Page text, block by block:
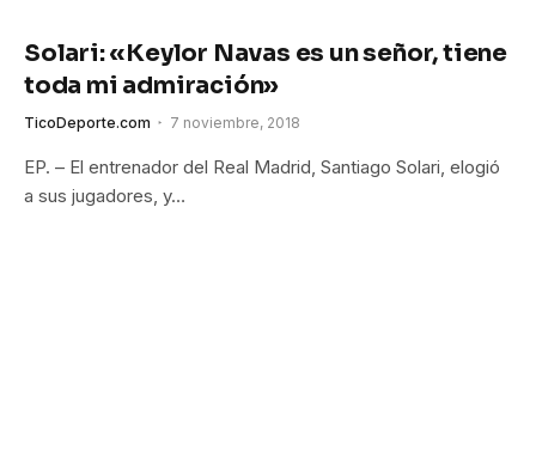
Solari: «Keylor Navas es un señor, tiene
toda mi admiración»
TicoDeporte.com 7 noviembre, 2018
EP. – El entrenador del Real Madrid, Santiago Solari, elogió
a sus jugadores, y…